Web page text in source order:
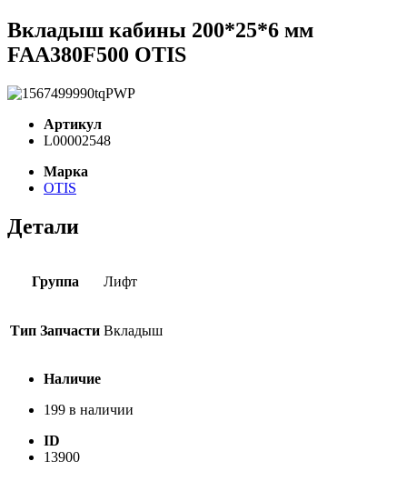
Вкладыш кабины 200*25*6 мм
FAA380F500 OTIS
Артикул
L00002548
Марка
OTIS
Детали
Группа Лифт
Тип Запчасти Вкладыш
Наличие
199 в наличии
ID
13900